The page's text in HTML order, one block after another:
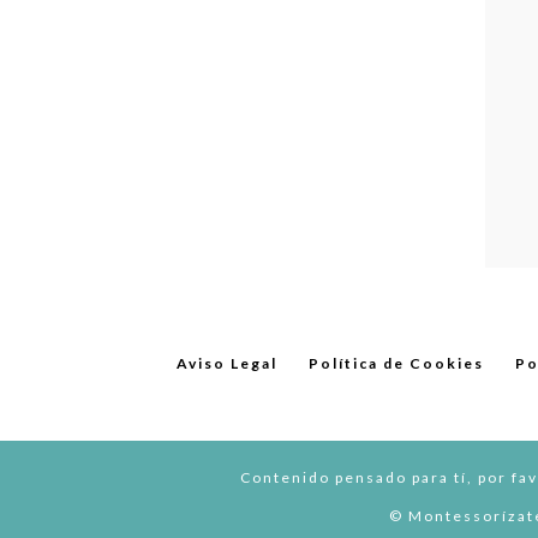
Aviso Legal Política de Cookies
Contenido pensado para tí, por
©